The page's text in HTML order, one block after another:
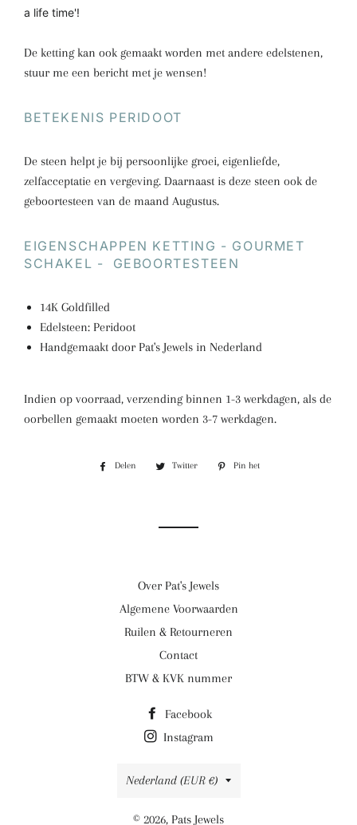
a life time'!
De ketting kan ook gemaakt worden met andere edelstenen,
stuur me een bericht met je wensen!
BETEKENIS PERIDOOT
De steen helpt je bij persoonlijke groei, eigenliefde,
zelfacceptatie en vergeving. Daarnaast is deze steen ook de
geboortesteen van de maand Augustus.
EIGENSCHAPPEN KETTING - GOURMET
SCHAKEL - GEBOORTESTEEN
14K Goldfilled
Edelsteen: Peridoot
Handgemaakt door Pat's Jewels in Nederland
Indien op voorraad, verzending binnen 1-3 werkdagen, als de
oorbellen gemaakt moeten worden 3-7 werkdagen.
Delen
Delen
Twitter
TwitterenPin het
Over Pat's Jewels
Algemene Voorwaarden
Ruilen & Retourneren
Contact
BTW & KVK nummer
Facebook
Instagram
Land/regio
Nederland (EUR €)
© 2026, Pats Jewels